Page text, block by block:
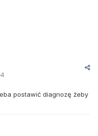
postawić diagnozę żeby